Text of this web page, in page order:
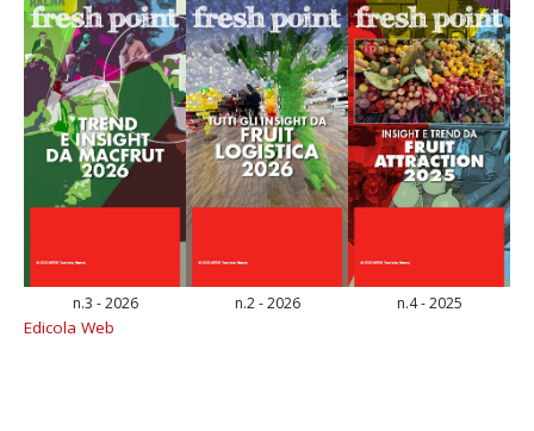
n.3 - 2026 n.2 - 2026 n.4 - 2025
Edicola Web